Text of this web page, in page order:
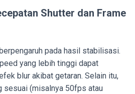
Shutter dan Frame
pada hasil stabilisasi.
yang lebih tinggi dapat
blur akibat getaran. Selain itu,
sesuai (misalnya 50fps atau